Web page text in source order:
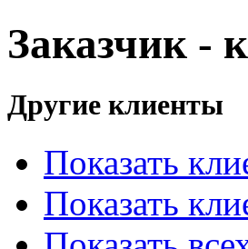
Заказчик -
Другие клиенты
Показать
Показать